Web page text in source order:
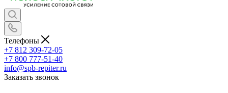
Телефоны
+7 812 309-72-05
+7 800 777-51-40
info@spb-repiter.ru
Заказать звонок